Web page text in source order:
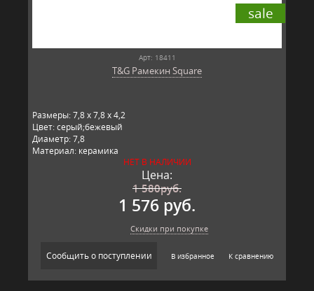
sale
Арт: 18411
T&G Рамекин Square
Размеры: 7,8 x 7,8 x 4,2
Цвет: серый;бежевый
Диаметр: 7,8
Материал: керамика
Производитель: T&G, Великобритания
НЕТ В НАЛИЧИИ
Цена:
1 580руб.
1 576 руб.
Скидки при покупке
Сообщить о поступлении В избранное К сравнению